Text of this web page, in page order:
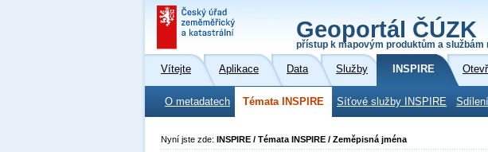
Geoportál ČÚZK
přístup k mapovým produktům a službám
Vítejte Aplikace Data Služby INSPIRE
O metadatech Témata INSPIRE Síťové služby INSPIRE
Nyní jste zde: INSPIRE / Témata INSPIRE / Zeměpisná jména